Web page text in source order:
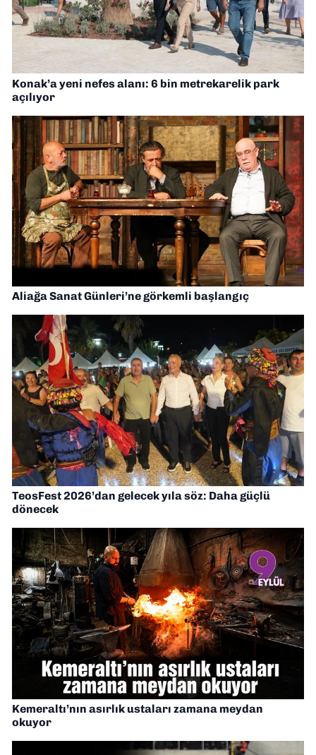
Konak’a yeni nefes alanı: 6 bin metrekarelik park
açılıyor
Aliağa Sanat Günleri’ne görkemli başlangıç
TeosFest 2026’dan gelecek yıla söz: Daha güçlü
dönecek
Kemeraltı’nın asırlık ustaları zamana meydan
okuyor